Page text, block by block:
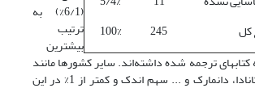
کل
245
100%
(6/1%) به
ترتیب
بیشترین
ترجمه شده داشته‌اند. سایر کشورها مانند
بلژیک، استرالیا، کانادا، دانمارک و ... سهم اندک و کمتر از 1% در این